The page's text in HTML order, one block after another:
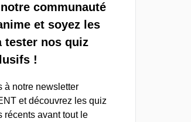
communauté
et soyez les
tester nos quiz
!
à notre newsletter
et découvrez les quiz
récents avant tout le